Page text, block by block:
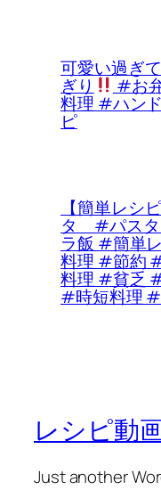
可愛い過ぎ
ぎり #お
料理 #ハン
ピ
【簡単レシ
タ #パスタ
ラ飯 #簡単
料理 #節約
料理 #貧乏
#時短料理
レシピ動
Just another